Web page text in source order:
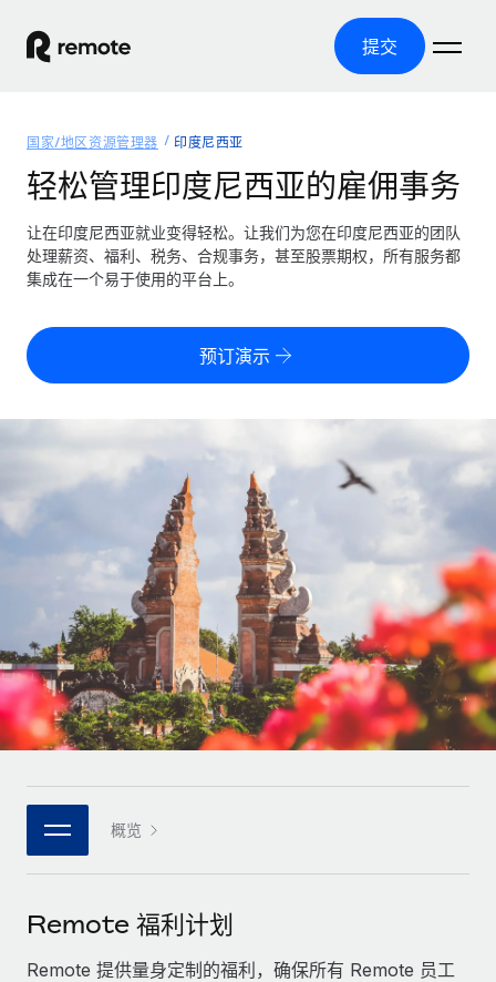
提交
产品
全球招聘
全球薪资管理
轻松运行合规薪资
零实体成本实现全球扩张
合同工管理
全球合同工入职与管理
PEO
外包复杂雇佣任务
基础设施
Remote Embedded
将人力资源无缝融入工作流程
团队的内置核心人力资源功能
连接 新的
使用我们的 MCP 将任何人工智能工具与 Remote 平台相连
借助核心业务工具简化流程
覆盖全球
美国各州浏览器
Remote 无惧对比
了解我们的竞争优势
成长阶段
初创企业
为成长型企业量身打造的全球敏捷型人力资源与薪资解决方案
中型市场
通过定制化人力资源解决方案扩展团队
企业
与我们携手合作
战略技术合作伙伴
与我们共探合作机遇
资源
工具与计算器
误分类风险计算工具
计算任何国家的员工总成本
合同工薪酬结算计算器
探索全球合同工的结算货币选项与结算速度
通过 REMOTE 学习
研究与指引
案例研究
人力资源术语表
核对表和模板
职位描述库
网络研讨会
活动
新闻室
定价
中文（简体）
English
Nederlands
Deutsch
Español
Italiano
Português (Portugal)
日本語
한국어
中文（简体）
登录
国家/地区资源管理器 印度尼西亚
轻松管理印度尼西亚的雇佣事务
让在印度尼西亚就业变得轻松。让我们为您在印度尼西亚的团队
处理薪资、福利、税务、合规事务，甚至股票期权，所有服务都
集成在一个易于使用的平台上。
预订演示
概览
Remote 福利计划
Remote 提供量身定制的福利，确保所有 Remote 员工